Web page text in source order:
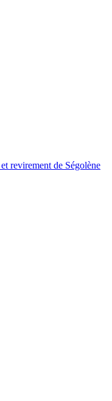
revirement de Ségolène